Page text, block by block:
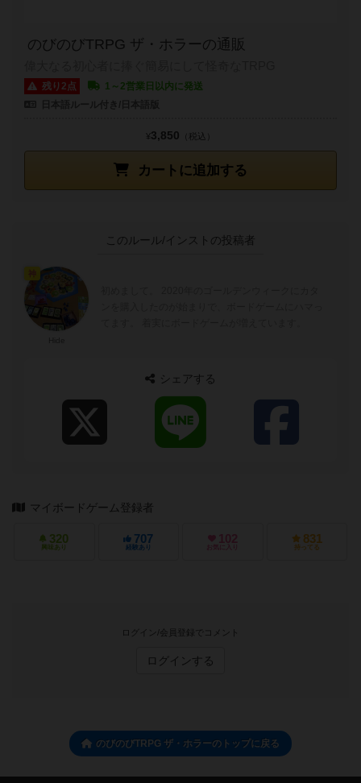
のびのびTRPG ザ・ホラーの通販
残り2点
1～2営業日以内に発送
カートに追加する
¥3,850 （税込）
このルール/インストの投稿者
シェアする
マイボードゲーム登録者
320
興味あり
707
経験あり
102
お気に入り
831
持ってる
ログイン/会員登録でコメント
ログインする
のびのびTRPG ザ・ホラーのトップに戻る